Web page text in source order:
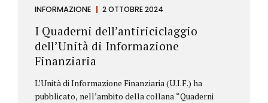
INFORMAZIONE 2 OTTOBRE 2024
I Quaderni dell’antiriciclaggio
dell’Unità di Informazione
Finanziaria
L’Unità di Informazione Finanziaria (U.I.F.) ha
pubblicato, nell’ambito della collana “Quaderni